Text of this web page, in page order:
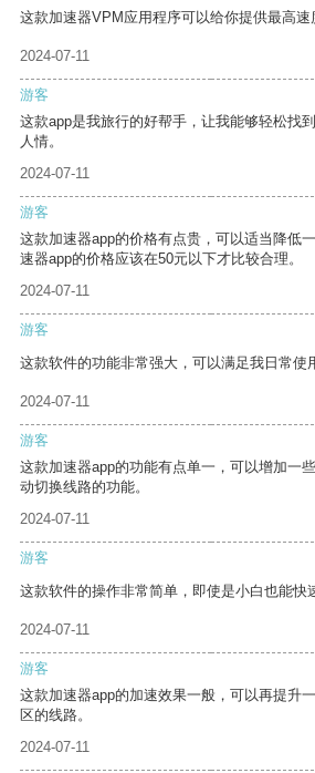
这款加速器VPM应用程序可以给你提供最高速
2024-07-11
游客
这款app是我旅行的好帮手，让我能够轻松找
人情。
2024-07-11
游客
这款加速器app的价格有点贵，可以适当降低
速器app的价格应该在50元以下才比较合理。
2024-07-11
游客
这款软件的功能非常强大，可以满足我日常使
2024-07-11
游客
这款加速器app的功能有点单一，可以增加一
动切换线路的功能。
2024-07-11
游客
这款软件的操作非常简单，即使是小白也能快
2024-07-11
游客
这款加速器app的加速效果一般，可以再提升
区的线路。
2024-07-11